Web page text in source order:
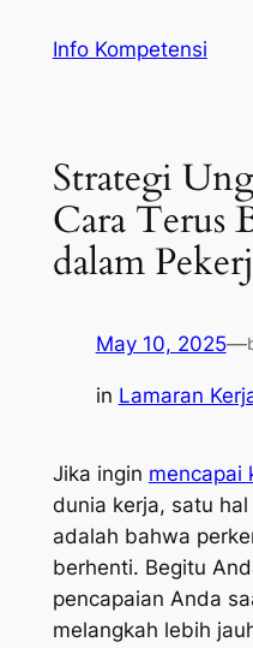
Info Kompetensi
Strategi
Cara Terus
dalam
May 10, 2025—
in Lamaran
Jika ingin mencapai
dunia kerja, satu
adalah bahwa
berhenti. Begitu
pencapaian Anda
melangkah lebih